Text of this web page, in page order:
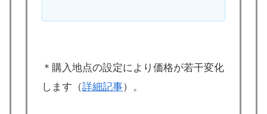
＊購入地点の設定により価格が若干変化
します（詳細記事）。